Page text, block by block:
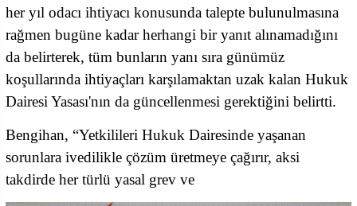
her yıl odacı ihtiyacı konusunda talepte bulunulmasına
rağmen bugüne kadar herhangi bir yanıt alınamadığını
da belirterek, tüm bunların yanı sıra günümüz
koşullarında ihtiyaçları karşılamaktan uzak kalan Hukuk
Dairesi Yasası'nın da güncellenmesi gerektiğini belirtti.
Bengihan, “Yetkilileri Hukuk Dairesinde yaşanan
sorunlara ivedilikle çözüm üretmeye çağırır, aksi
takdirde her türlü yasal grev ve